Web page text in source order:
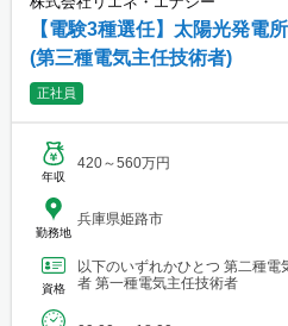
【電験3種選任】太陽光発電
(第三種電気主任技術者)
正社員
年収
420～560万円
勤務地
兵庫県姫路市
資格
以下のいずれかひとつ 第二種
者 第一種電気主任技術者